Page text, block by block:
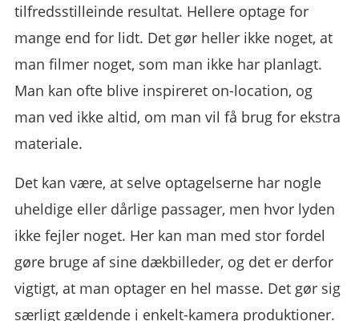
tilfredsstilleinde resultat. Hellere optage for
mange end for lidt. Det gør heller ikke noget, at
man filmer noget, som man ikke har planlagt.
Man kan ofte blive inspireret on-location, og
man ved ikke altid, om man vil få brug for ekstra
materiale.
Det kan være, at selve optagelserne har nogle
uheldige eller dårlige passager, men hvor lyden
ikke fejler noget. Her kan man med stor fordel
gøre bruge af sine dækbilleder, og det er derfor
vigtigt, at man optager en hel masse. Det gør sig
særligt gældende i enkelt-kamera produktioner.